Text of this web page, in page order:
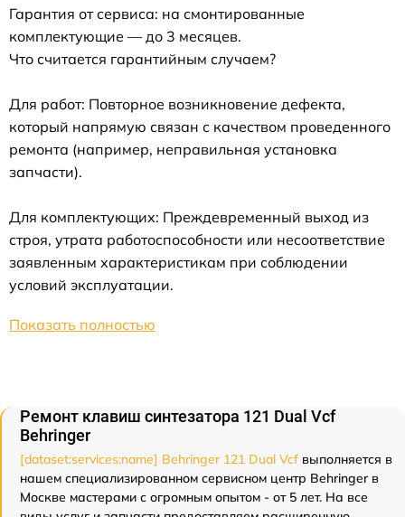
Гарантия от сервиса: на смонтированные
комплектующие — до 3 месяцев.
Что считается гарантийным случаем?
Для работ: Повторное возникновение дефекта,
который напрямую связан с качеством проведенного
ремонта (например, неправильная установка
запчасти).
Для комплектующих: Преждевременный выход из
строя, утрата работоспособности или несоответствие
заявленным характеристикам при соблюдении
условий эксплуатации.
Показать полностью
Ремонт клавиш синтезатора 121 Dual Vcf
Behringer
[dataset:services:name] Behringer 121 Dual Vcf выполняется в
нашем специализированном сервисном центр Behringer в
Москве мастерами с огромным опытом - от 5 лет. На все